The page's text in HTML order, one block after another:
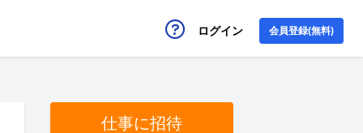
ログイン 会員登録(無料)
仕事に招待